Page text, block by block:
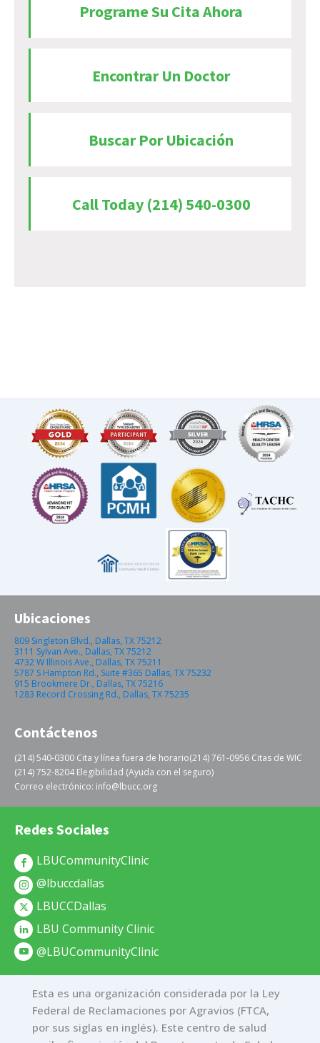
Programe Su Cita Ahora
Encontrar Un Doctor
Buscar Por Ubicación
Call Today (214) 540-0300
Ubicaciones
809 Singleton Blvd., Dallas, TX 75212
3111 Sylvan Ave., Dallas, TX 75212
4732 W Illinois Ave., Dallas, TX 75211
5787 S Hampton Rd., Suite #365 Dallas, TX 75232
915 Brookmere Dr., Dallas, TX 75216
1283 Record Crossing Rd., Dallas, TX 75235
Contáctenos
(214) 540-0300 Cita y línea fuera de horario(214) 761-0956 Citas de WIC
(214) 752-8204 Elegibilidad (Ayuda con el seguro)
Correo electrónico: info@lbucc.org
Redes Sociales
LBUCommunityClinic
@lbuccdallas
LBUCCDallas
LBU Community Clinic
@LBUCommunityClinic
Esta es una organización considerada por la Ley
Federal de Reclamaciones por Agravios (FTCA,
por sus siglas en inglés). Este centro de salud